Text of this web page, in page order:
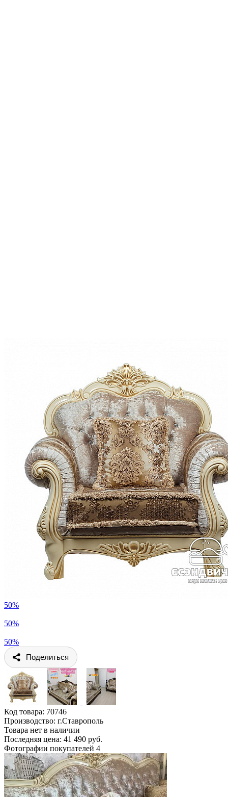
50%
50%
50%
Поделиться
Код товара: 70746
Производство: г.Ставрополь
Товара нет в наличии
Последняя цена: 41 490 руб.
Фотографии покупателей 4